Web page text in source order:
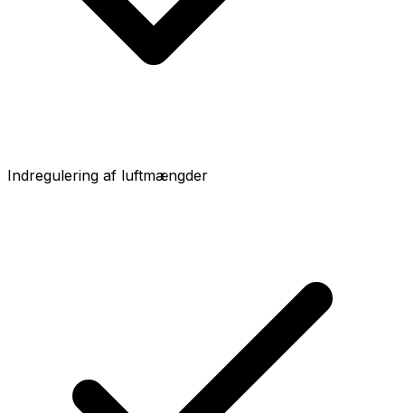
Indregulering af luftmængder